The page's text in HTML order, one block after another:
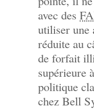
avec des
utiliser une
réduite au
de forfait
supérieure
politique
chez Bell